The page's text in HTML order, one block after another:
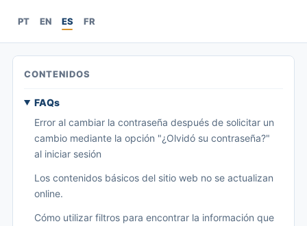
PT EN ES FR
CONTENIDOS
FAQs
Error al cambiar la contraseña después de solicitar un
cambio mediante la opción "¿Olvidó su contraseña?"
al iniciar sesión
Los contenidos básicos del sitio web no se actualizan
online.
Cómo utilizar filtros para encontrar la información que